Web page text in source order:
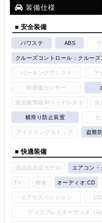
装備仕様
■ 安全装備
パワステ ABS
クルーズコントロール：クルー
パーキングアシスト ア
障害物センサー
頸部衝撃緩和ヘッドレスト 全
横滑り防止装置
アイドリングストップ 盗難
■ 快適装備
過給器設定モデル エアコン・
TV： 映像: オーディオ:CD
エアサスペンション
ディスプレイオーディオ（